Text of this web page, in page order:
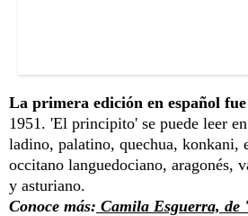
La primera edición en español
1951. 'El principito' se puede leer
ladino, palatino, quechua, konkani,
occitano languedociano, aragonés,
y asturiano.
Conoce más: Camila Esguerra, de